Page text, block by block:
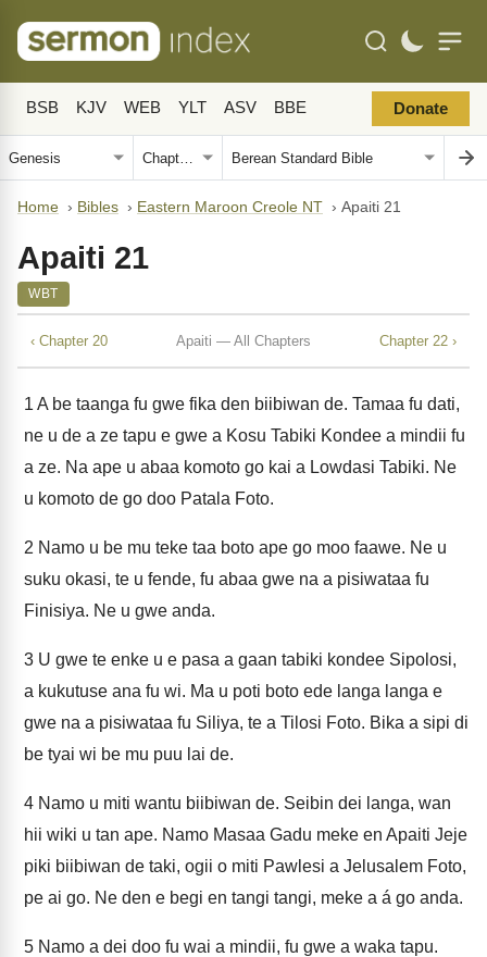
BSB KJV WEB YLT ASV BBE Donate
Home › Bibles › Eastern Maroon Creole NT › Apaiti 21
Apaiti 21
WBT
‹ Chapter 20 Apaiti — All Chapters Chapter 22 ›
1 A be taanga fu gwe fika den biibiwan de. Tamaa fu dati,
ne u de a ze tapu e gwe a Kosu Tabiki Kondee a mindii fu
a ze. Na ape u abaa komoto go kai a Lowdasi Tabiki. Ne
u komoto de go doo Patala Foto.
2 Namo u be mu teke taa boto ape go moo faawe. Ne u
suku okasi, te u fende, fu abaa gwe na a pisiwataa fu
Finisiya. Ne u gwe anda.
3 U gwe te enke u e pasa a gaan tabiki kondee Sipolosi,
a kukutuse ana fu wi. Ma u poti boto ede langa langa e
gwe na a pisiwataa fu Siliya, te a Tilosi Foto. Bika a sipi di
be tyai wi be mu puu lai de.
4 Namo u miti wantu biibiwan de. Seibin dei langa, wan
hii wiki u tan ape. Namo Masaa Gadu meke en Apaiti Jeje
piki biibiwan de taki, ogii o miti Pawlesi a Jelusalem Foto,
pe ai go. Ne den e begi en tangi tangi, meke a á go anda.
5 Namo a dei doo fu wai a mindii, fu gwe a waka tapu.